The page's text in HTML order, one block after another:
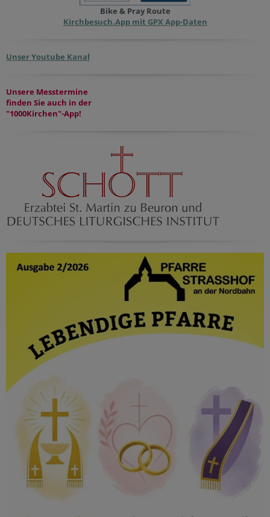
Bike & Pray Route
Kirchbesuch.App mit GPX App-Daten
Unser Youtube Kanal
Unsere Messtermine
finden Sie auch in der
"1000Kirchen"-App!